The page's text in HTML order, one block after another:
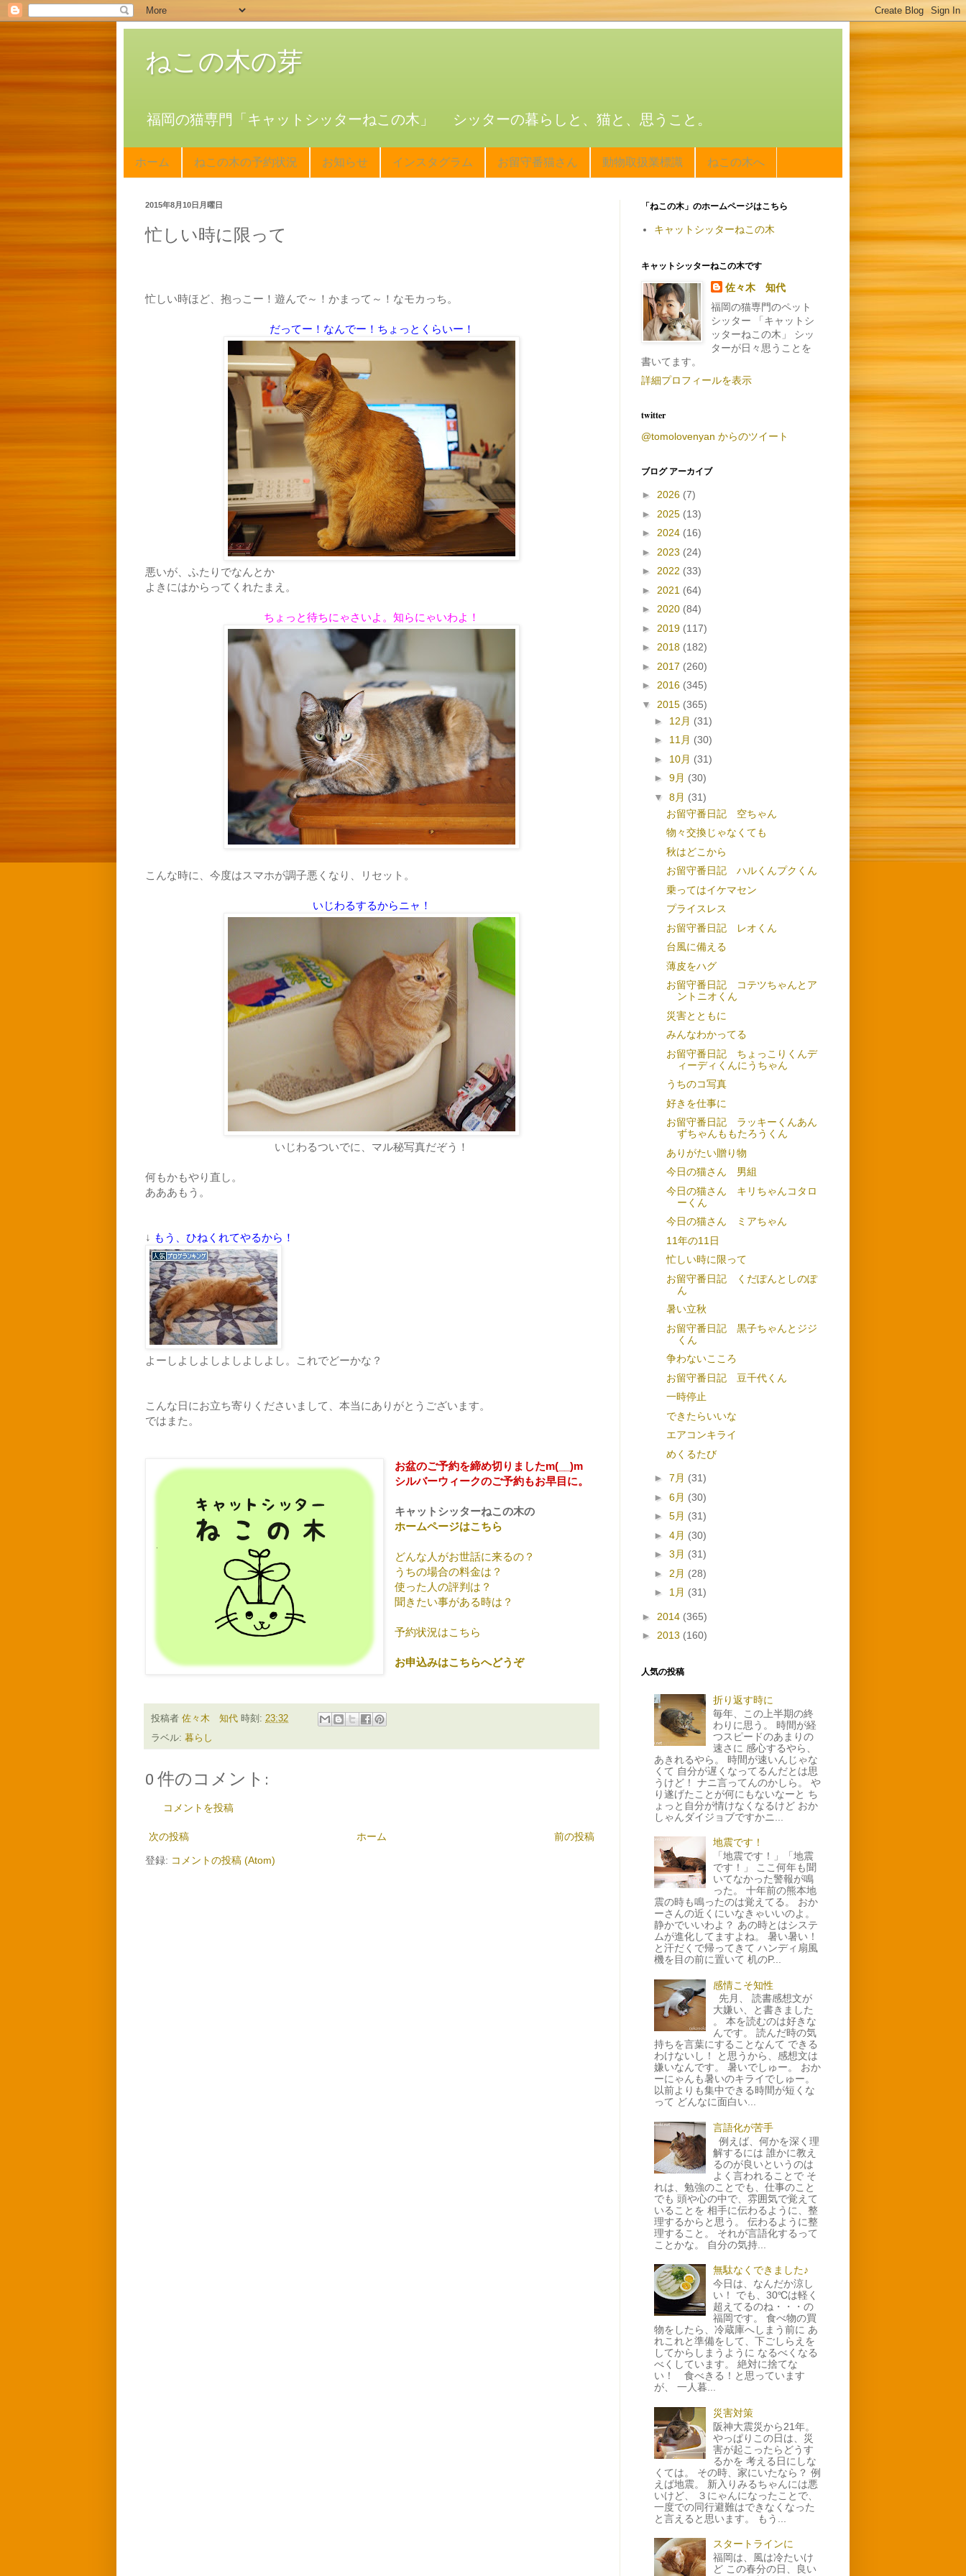
ねこの木の芽
福岡の猫専門「キャットシッターねこの木」 シッターの暮らしと、猫と、思うこと。
ホーム ねこの木の予約状況 お知らせ インスタグラム お留守番猫さん 動物取扱業標識 ねこの木へ
2015年8月10日月曜日
忙しい時に限って
忙しい時ほど、抱っこー！遊んで～！かまって～！なモカっち。
だってー！なんでー！ちょっとくらいー！
悪いが、ふたりでなんとか
よきにはからってくれたまえ。
ちょっと待ちにゃさいよ。知らにゃいわよ！
こんな時に、今度はスマホが調子悪くなり、リセット。
いじわるするからニャ！
いじわるついでに、マル秘写真だぞう！
何もかもやり直し。
あああもう。
↓ もう、ひねくれてやるから！
よーしよしよしよしよしよし。これでどーかな？
こんな日にお立ち寄りくださいまして、本当にありがとうございます。
ではまた。
お盆のご予約を締め切りましたm(__)m
シルバーウィークのご予約もお早目に。
キャットシッターねこの木の
ホームページはこちら
どんな人がお世話に来るの？
うちの場合の料金は？
使った人の評判は？
聞きたい事がある時は？
予約状況はこちら
お申込みはこちらへどうぞ
投稿者 佐々木 知代 時刻: 23:32
ラベル: 暮らし
0 件のコメント:
コメントを投稿
次の投稿 前の投稿
ホーム
登録: コメントの投稿 (Atom)
「ねこの木」のホームページはこちら
キャットシッターねこの木
キャットシッターねこの木です
佐々木 知代
福岡の猫専門のペット
シッター 「キャットシ
ッターねこの木」 シッ
ターが日々思うことを
書いてます。
詳細プロフィールを表示
twitter
@tomolovenyan からのツイート
ブログ アーカイブ
► 2026 (7)
► 2025 (13)
► 2024 (16)
► 2023 (24)
► 2022 (33)
► 2021 (64)
► 2020 (84)
► 2019 (117)
► 2018 (182)
► 2017 (260)
► 2016 (345)
▼ 2015 (365)
► 12月 (31)
► 11月 (30)
► 10月 (31)
► 9月 (30)
▼ 8月 (31)
お留守番日記 空ちゃん
物々交換じゃなくても
秋はどこから
お留守番日記 ハルくんプクくん
乗ってはイケマセン
プライスレス
お留守番日記 レオくん
台風に備える
薄皮をハグ
お留守番日記 コテツちゃんとア
ントニオくん
災害とともに
みんなわかってる
お留守番日記 ちょっこりくんデ
ィーディくんにうちゃん
うちのコ写真
好きを仕事に
お留守番日記 ラッキーくんあん
ずちゃんももたろうくん
ありがたい贈り物
今日の猫さん 男組
今日の猫さん キリちゃんコタロ
ーくん
今日の猫さん ミアちゃん
11年の11日
忙しい時に限って
お留守番日記 くだぽんとしのぽ
ん
暑い立秋
お留守番日記 黒子ちゃんとジジ
くん
争わないこころ
お留守番日記 豆千代くん
一時停止
できたらいいな
エアコンキライ
めくるたび
► 7月 (31)
► 6月 (30)
► 5月 (31)
► 4月 (30)
► 3月 (31)
► 2月 (28)
► 1月 (31)
► 2014 (365)
► 2013 (160)
人気の投稿
折り返す時に
毎年、この上半期の終
わりに思う。 時間が経
つスピードのあまりの
速さに 感心するやら、
あきれるやら。 時間が速いんじゃな
くて 自分が遅くなってるんだとは思
うけど！ ナニ言ってんのかしら。 や
り遂げたことが何にもないなーと ち
ょっと自分が情けなくなるけど おか
しゃんダイジョブですかニ...
地震です！
「地震です！」「地震
です！」 ここ何年も聞
いてなかった警報が鳴
った。 十年前の熊本地
震の時も鳴ったのは覚えてる。 おか
ーさんの近くにいなきゃいいのよ。
静かでいいわよ？ あの時とはシステ
ムが進化してますよね。 暑い暑い！
と汗だくで帰ってきて ハンディ扇風
機を目の前に置いて 机のP...
感情こそ知性
先月、 読書感想文が
大嫌い、と書きました
。 本を読むのは好きな
んです。 読んだ時の気
持ちを言葉にすることなんて できる
わけないし！ と思うから、感想文は
嫌いなんです。 暑いでしゅー。 おか
ーにゃんも暑いのキライでしゅー。
以前よりも集中できる時間が短くな
って どんなに面白い...
言語化が苦手
例えば、何かを深く理
解するには 誰かに教え
るのが良いというのは
よく言われることで そ
れは、勉強のことでも、仕事のこと
でも 頭や心の中で、雰囲気で覚えて
いることを 相手に伝わるように、整
理するからと思う。 伝わるように整
理すること。 それが言語化するって
ことかな。 自分の気持...
無駄なくできました♪
今日は、なんだか涼し
い！ でも、30℃は軽く
超えてるのね・・・の
福岡です。 食べ物の買
物をしたら、冷蔵庫へしまう前に あ
れこれと準備をして、下ごしらえを
してからしまうように なるべくなる
べくしています。 絶対に捨てな
い！ 食べきる！と思っています
が、 一人暮...
災害対策
阪神大震災から21年。
やっぱりこの日は、災
害が起こったらどうす
るかを 考える日にしな
くては。 その時、家にいたなら？ 例
えば地震。 新入りみるちゃんには悪
いけど、 ３にゃんになったことで、
一度での同行避難はできなくなった
と言えると思います。 もう...
スタートラインに
福岡は、風は冷たいけ
ど この春分の日、良い